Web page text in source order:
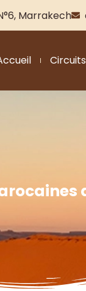
Marrakech
Circuits